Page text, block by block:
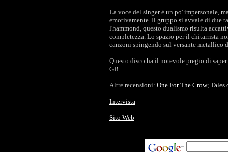
La voce del singer è un po' impersonale,
emotivamente. Il gruppo si avvale di due
l'hammond, questo dualismo risulta
completezza. Lo spazio per il chitarrista
canzoni spingendo sul versante metallico
Questo disco ha il notevole pregio di
GB
Altre recensioni: One For The Crow; Tales
Intervista
Sito Web